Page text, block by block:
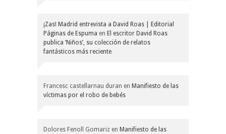
¡Zas! Madrid entrevista a David Roas | Editorial
Páginas de Espuma en El escritor David Roas
publica ‘Niños’, su colección de relatos
fantásticos más reciente
Francesc castellarnau duran en Manifiesto de las
víctimas por el robo de bebés
Dolores Fenoll Gomariz en Manifiesto de las